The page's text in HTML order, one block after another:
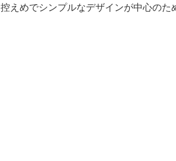
えめでシンプルなデザインが中心のた